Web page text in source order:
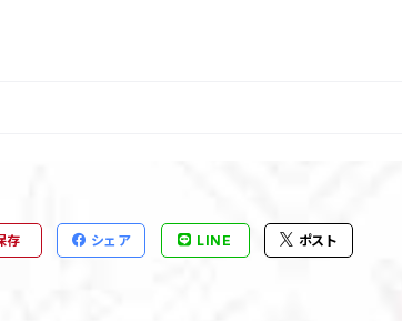
存 シェア LINE ポスト